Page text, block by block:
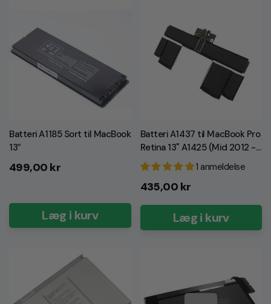
Batteri A1185 Sort til MacBook
13″
Normalpris
499,00 kr
Læg i kurv
Batteri A1437 til MacBook Pro
Retina 13" A1425 (Mid 2012 -
Early 2013) (Incl GRATIS
værktøj!)
1 anmeldelse
Normalpris
435,00 kr
Læg i kurv